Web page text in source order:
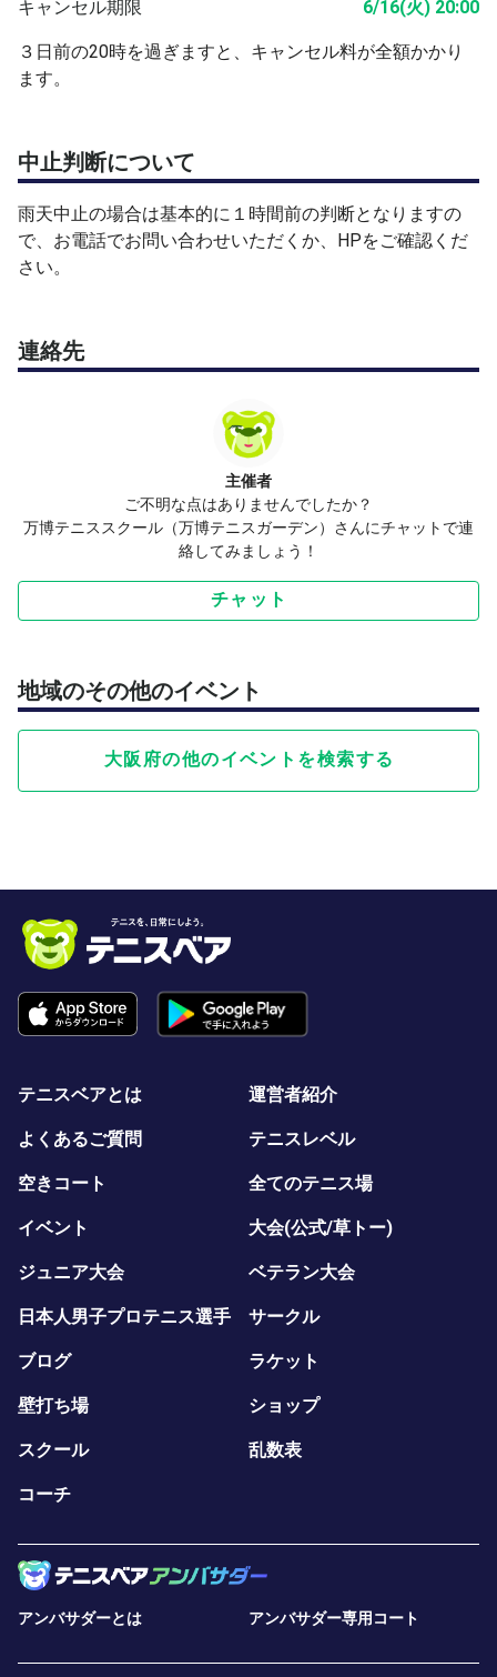
キャンセル期限 6/16(火) 20:00
３日前の20時を過ぎますと、キャンセル料が全額かかり
ます。
中止判断について
雨天中止の場合は基本的に１時間前の判断となりますの
で、お電話でお問い合わせいただくか、HPをご確認くだ
さい。
連絡先
主催者
ご不明な点はありませんでしたか？
万博テニススクール（万博テニスガーデン）さんにチャットで連
絡してみましょう！
チャット
地域のその他のイベント
大阪府の他のイベントを検索する
テニスベアとは 運営者紹介
よくあるご質問 テニスレベル
空きコート 全てのテニス場
イベント 大会(公式/草トー)
ジュニア大会 ベテラン大会
日本人男子プロテニス選手 サークル
ブログ ラケット
壁打ち場 ショップ
スクール 乱数表
コーチ
アンバサダーとは アンバサダー専用コート